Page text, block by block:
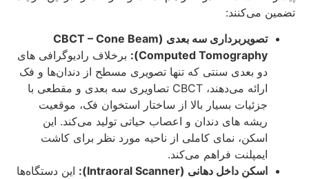
تضمین می‌کنند:
تصویربرداری سه‌ بعدی (CBCT – Cone Beam
Computed Tomography):
برخلاف رادیوگرافی‌ های
دو بعدی سنتی که تنها تصویری مسطح از دندان‌ها و فک
ارائه می‌دهند، CBCT تصاویری سه‌ بعدی و مقطعی با
جزئیات بسیار بالا از ساختار استخوان فک، موقعیت
ریشه‌ های دندان و اعصاب حیاتی تولید می‌کند. این
اسکن، نمای کاملی از ناحیه مورد نظر برای کاشت
ایمپلنت فراهم می‌کند.
اسکن داخل دهانی (Intraoral Scanner):
این دستگاه‌ها